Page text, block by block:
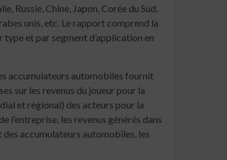
Russie, Chine, Japon, Corée du Sud,
unis, etc. Le rapport comprend la
et par segment d’application en
accumulateurs automobiles fournit
sur les revenus du joueur pour la
et régional) des acteurs pour la
l’entreprise, les revenus générés dans
accumulateurs automobiles, les